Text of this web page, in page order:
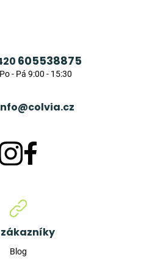
605538875
Po - Pá 9:00 - 15:30
zákazníky
Blog